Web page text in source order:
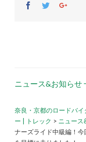
Facebook
Twitter
ニュース&お知らせ
奈良・京都のロードバ
ー | トレック > ニュース
ナーズライド中級編！